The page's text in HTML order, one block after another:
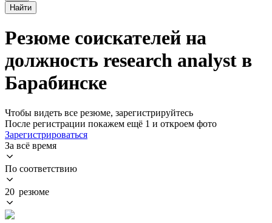
Найти
Резюме соискателей на
должность research analyst в
Барабинске
Чтобы видеть все резюме, зарегистрируйтесь
После регистрации покажем ещё 1 и откроем фото
Зарегистрироваться
За всё время
По соответствию
20 резюме